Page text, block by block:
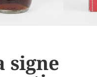
signe